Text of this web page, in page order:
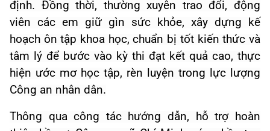
định. Đồng thời, thường xuyên trao đổi, động
viên các em giữ gìn sức khỏe, xây dựng kế
hoạch ôn tập khoa học, chuẩn bị tốt kiến thức và
tâm lý để bước vào kỳ thi đạt kết quả cao, thực
hiện ước mơ học tập, rèn luyện trong lực lượng
Công an nhân dân.
Thông qua công tác hướng dẫn, hỗ trợ hoàn